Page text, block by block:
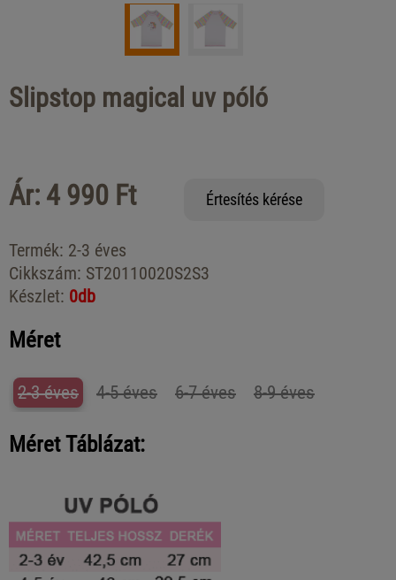
Slipstop magical uv póló
Ár: 4 990 Ft Értesítés kérése
Termék: 2-3 éves
Cikkszám: ST20110020S2S3
Készlet: 0db
Méret
2-3 éves 4-5 éves 6-7 éves 8-9 éves
Méret Táblázat: